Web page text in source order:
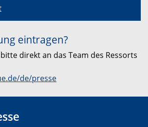
eintragen?
direkt an das Team des Ressorts
de/presse